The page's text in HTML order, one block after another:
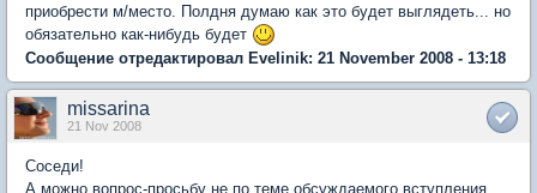
приобрести м/место. Полдня думаю как это будет выглядеть... но
обязательно как-нибудь будет
Сообщение отредактировал Evelinik: 21 November 2008 - 13:18
missarina
21 Nov 2008
Соседи!
А можно вопрос-просьбу не по теме обсуждаемого вступления